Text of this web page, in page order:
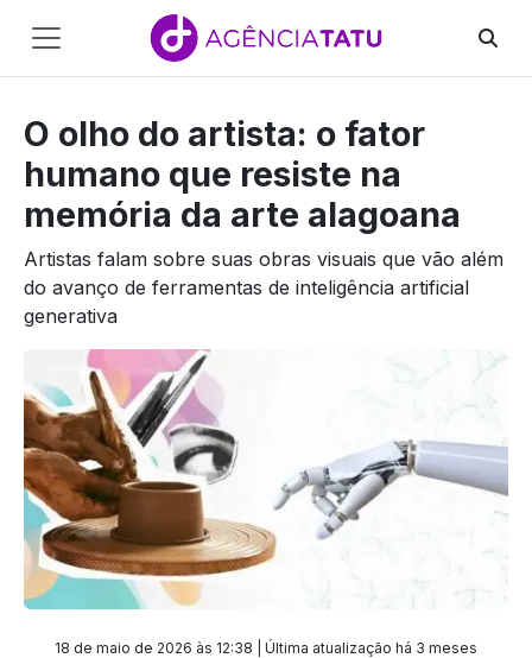
Pular para o conteúdo
Main
Navigation
O olho do artista: o fator
humano que resiste na
memória da arte alagoana
Artistas falam sobre suas obras visuais que vão além
do avanço de ferramentas de inteligência artificial
generativa
18 de maio de 2026 às 12:38 | Última atualização há 3 meses